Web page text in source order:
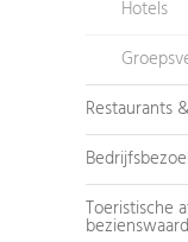
Hotels
Restaurants
Toeristische